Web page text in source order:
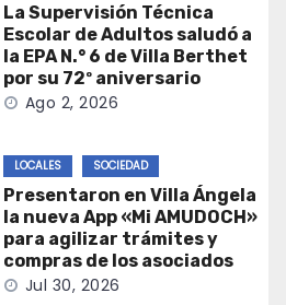
La Supervisión Técnica
Escolar de Adultos saludó a
la EPA N.° 6 de Villa Berthet
por su 72º aniversario
Ago 2, 2026
LOCALES SOCIEDAD
Presentaron en Villa Ángela
la nueva App «Mi AMUDOCH»
para agilizar trámites y
compras de los asociados
Jul 30, 2026